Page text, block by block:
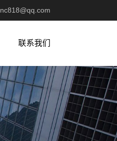
nc818@qq.com
联系我们